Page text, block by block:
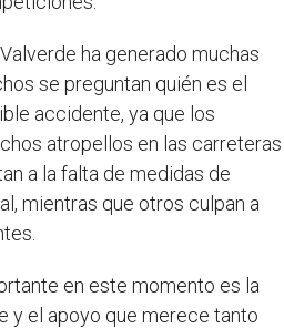
ha generado muchas
se preguntan quién es el
accidente, ya que los
atropellos en las carreteras
a la falta de medidas de
mientras que otros culpan a
en este momento es la
y el apoyo que merece tanto